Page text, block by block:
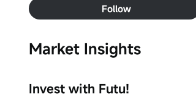
Follow
Market Insights
Invest with Futu!